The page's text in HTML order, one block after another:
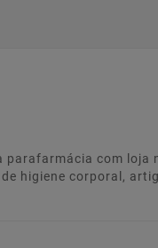
parafarmácia com
higiene corporal,